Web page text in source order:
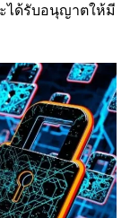
ได้รับอนุญาตให้มี